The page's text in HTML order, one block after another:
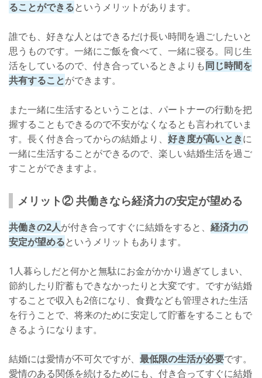
ることができるというメリットがあります。
誰でも、好きな人とはできるだけ長い時間を過ごしたいと
思うものです。一緒にご飯を食べて、一緒に寝る。同じ生
活をしているので、付き合っているときよりも同じ時間を
共有することができます。
また一緒に生活するということは、パートナーの行動を把
握することもできるので不安がなくなるとも言われていま
す。長く付き合ってからの結婚より、 好き度が高いときに
一緒に生活することができるので、楽しい結婚生活を過ご
すことができますよ。
メリット② 共働きなら経済力の安定が望める
共働きの2人が付き合ってすぐに結婚をすると、 経済力の
安定が望めるというメリットもあります。
1人暮らしだと何かと無駄にお金がかかり過ぎてしまい、
節約したり貯蓄もできなかったりと大変です。ですが結婚
することで収入も2倍になり、食費なども管理された生活
を行うことで、将来のために安定して貯蓄をすることもで
きるようになります。
結婚には愛情が不可欠ですが、 最低限の生活が必要です。
愛情のある関係を続けるためにも、付き合ってすぐに結婚